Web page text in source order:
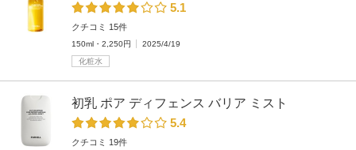
5.1
クチコミ 15件
150ml・2,250円
2025/4/19
化粧水
初乳 ポア ディフェンス バリア ミスト
5.4
クチコミ 19件